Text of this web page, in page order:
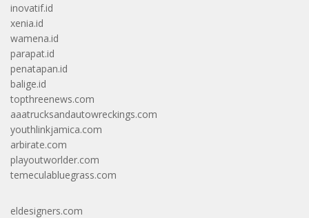
inovatif.id
xenia.id
wamena.id
parapat.id
penatapan.id
balige.id
topthreenews.com
aaatrucksandautowreckings.com
youthlinkjamica.com
arbirate.com
playoutworlder.com
temeculabluegrass.com
eldesigners.com